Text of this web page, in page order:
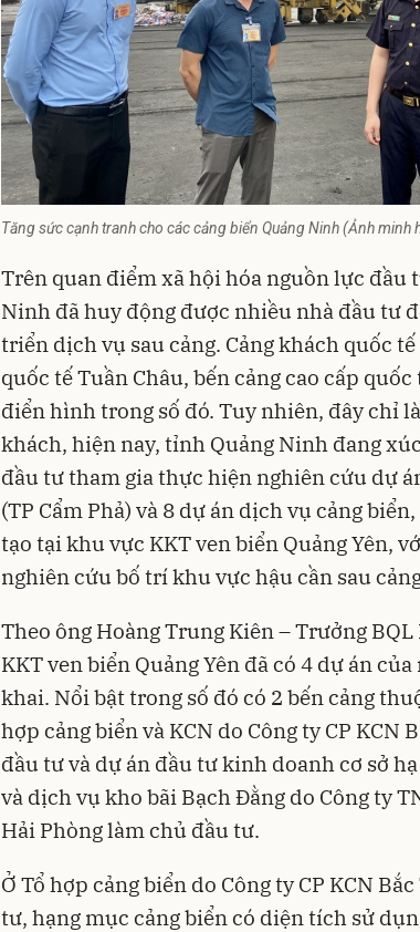
Tăng sức cạnh tranh cho các cảng biển Quảng Ninh (Ảnh minh
Trên quan điểm xã hội hóa nguồn lực đầu
Ninh đã huy động được nhiều nhà đầu tư
triển dịch vụ sau cảng. Cảng khách quốc
quốc tế Tuần Châu, bến cảng cao cấp
điển hình trong số đó. Tuy nhiên, đây chỉ
khách, hiện nay, tỉnh Quảng Ninh đang
đầu tư tham gia thực hiện nghiên cứu dự
(TP Cẩm Phả) và 8 dự án dịch vụ cảng
tạo tại khu vực KKT ven biển Quảng Yên,
nghiên cứu bố trí khu vực hậu cần sau
Theo ông Hoàng Trung Kiên – Trưởng
KKT ven biển Quảng Yên đã có 4 dự án
khai. Nổi bật trong số đó có 2 bến cảng
hợp cảng biển và KCN do Công ty CP KCN
đầu tư và dự án đầu tư kinh doanh cơ sở
và dịch vụ kho bãi Bạch Đằng do Công ty
Hải Phòng làm chủ đầu tư.
Ở Tổ hợp cảng biển do Công ty CP KCN
tư, hạng mục cảng biển có diện tích sử